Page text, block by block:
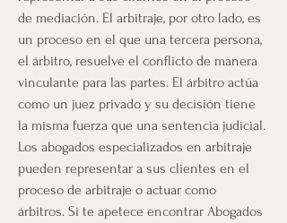
de mediación. El arbitraje, por otro lado, es
un proceso en el que una tercera persona,
el árbitro, resuelve el conflicto de manera
vinculante para las partes. El árbitro actúa
como un juez privado y su decisión tiene
la misma fuerza que una sentencia judicial.
Los abogados especializados en arbitraje
pueden representar a sus clientes en el
proceso de arbitraje o actuar como
árbitros. Si te apetece encontrar Abogados